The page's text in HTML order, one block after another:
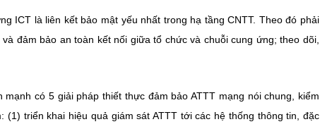
ICT là liên kết bảo mật yếu nhất trong hạ tầng CNTT. Theo đó phải
đảm bảo an toàn kết nối giữa tổ chức và chuỗi cung ứng; theo dõi,
có 5 giải pháp thiết thực đảm bảo ATTT mạng nói chung, kiểm
triển khai hiệu quả giám sát ATTT tới các hệ thống thông tin, đặc